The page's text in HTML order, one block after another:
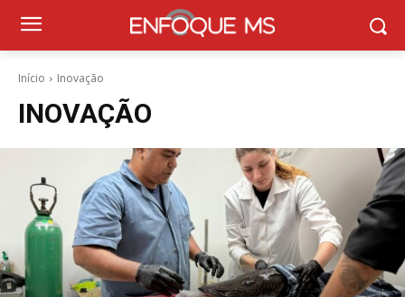
Início Inovação
INOVAÇÃO